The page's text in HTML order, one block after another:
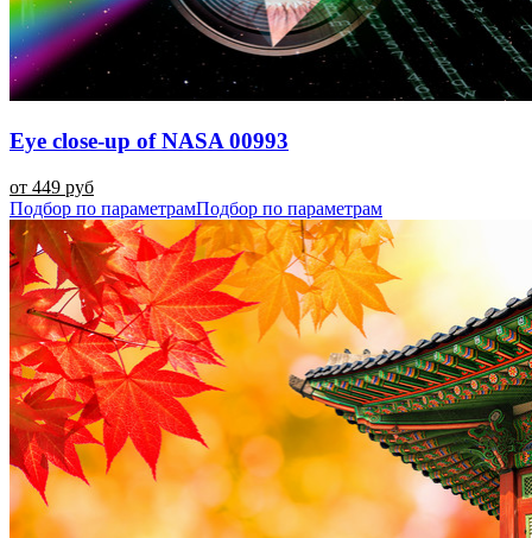
Eye close-up of NASA 00993
от 449 руб
Подбор по параметрамПодбор по параметрам